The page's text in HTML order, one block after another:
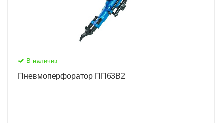
В наличии
Пневмоперфоратор ПП63В2